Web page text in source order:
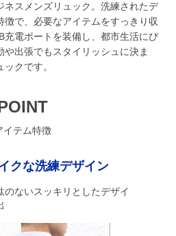
ネスメンズリュック。洗練されたデ
で、必要なアイテムをすっきり収
充電ポートを装備し、都市生活にぴ
出張でもスタイリッシュに決ま
クです。
イテム特徴
クな洗練デザイン
のないスッキリとしたデザイ